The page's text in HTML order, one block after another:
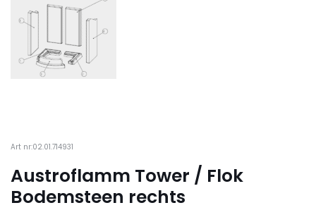
Art nr:02.01.714931
Austroflamm Tower / Flok
Bodemsteen rechts